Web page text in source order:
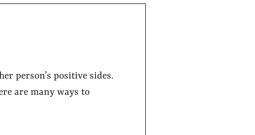
person’s positive sides.
are many ways to